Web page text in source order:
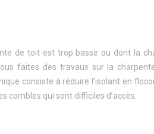
de toit est trop basse ou dont la
faites des travaux sur la
consiste à réduire l’isolant en
combles qui sont difficiles d’accès.